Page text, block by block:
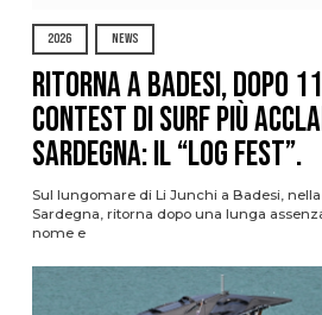
2026 NEWS
Ritorna a Badesi, dopo
contest di surf più
Sardegna: il “Log Fest”.
Sul lungomare di Li Junchi a Badesi,
Sardegna, ritorna dopo una lunga
nome e